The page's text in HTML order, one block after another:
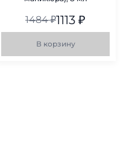
1484₽1113 ₽
В корзину